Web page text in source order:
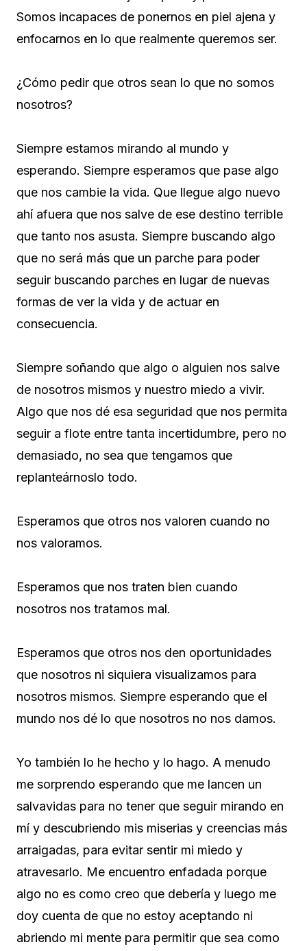
Somos incapaces de ponernos en piel ajena y
enfocarnos en lo que realmente queremos ser.
¿Cómo pedir que otros sean lo que no somos
nosotros?
Siempre estamos mirando al mundo y
esperando. Siempre esperamos que pase algo
que nos cambie la vida. Que llegue algo nuevo
ahí afuera que nos salve de ese destino terrible
que tanto nos asusta. Siempre buscando algo
que no será más que un parche para poder
seguir buscando parches en lugar de nuevas
formas de ver la vida y de actuar en
consecuencia.
Siempre soñando que algo o alguien nos salve
de nosotros mismos y nuestro miedo a vivir.
Algo que nos dé esa seguridad que nos permita
seguir a flote entre tanta incertidumbre, pero no
demasiado, no sea que tengamos que
replanteárnoslo todo.
Esperamos que otros nos valoren cuando no
nos valoramos.
Esperamos que nos traten bien cuando
nosotros nos tratamos mal.
Esperamos que otros nos den oportunidades
que nosotros ni siquiera visualizamos para
nosotros mismos. Siempre esperando que el
mundo nos dé lo que nosotros no nos damos.
Yo también lo he hecho y lo hago. A menudo
me sorprendo esperando que me lancen un
salvavidas para no tener que seguir mirando en
mí y descubriendo mis miserias y creencias más
arraigadas, para evitar sentir mi miedo y
atravesarlo. Me encuentro enfadada porque
algo no es como creo que debería y luego me
doy cuenta de que no estoy aceptando ni
abriendo mi mente para permitir que sea como